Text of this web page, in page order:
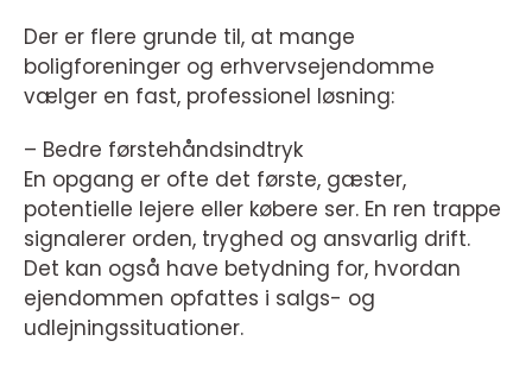
Der er flere grunde til, at mange
boligforeninger og erhvervsejendomme
vælger en fast, professionel løsning:
– Bedre førstehåndsindtryk
En opgang er ofte det første, gæster,
potentielle lejere eller købere ser. En ren trappe
signalerer orden, tryghed og ansvarlig drift.
Det kan også have betydning for, hvordan
ejendommen opfattes i salgs- og
udlejningssituationer.